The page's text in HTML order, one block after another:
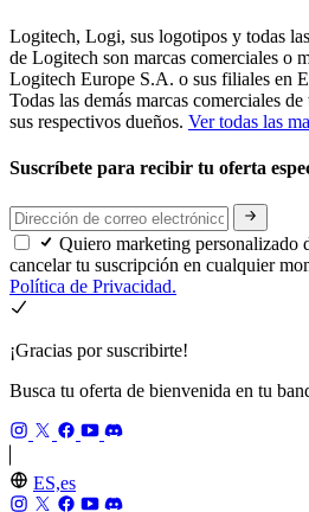
Logitech, Logi, sus logotipos y todas
de Logitech son marcas comerciales o
Logitech Europe S.A. o sus filiales en
Todas las demás marcas comerciales
sus respectivos dueños. Ver todas las
Suscríbete para recibir tu oferta
Quiero marketing personalizado
cancelar tu suscripción en cualquier
Política de Privacidad.
¡Gracias por suscribirte!
Busca tu oferta de bienvenida en tu
ES,es